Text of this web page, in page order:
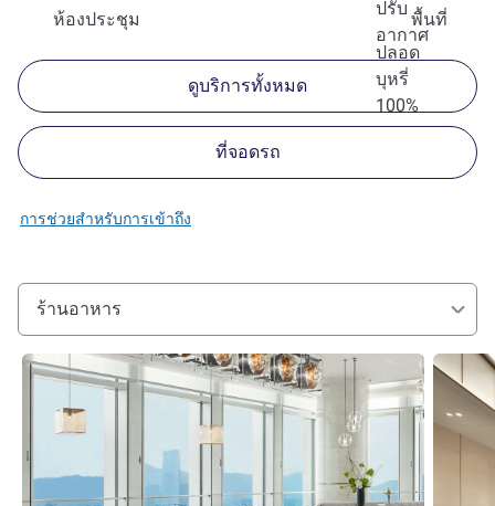
ปรับ
อากาศ
ห้องประชุม
พื้นที่
ปลอด
บุหรี่
100%
ดูบริการทั้งหมด
ที่จอดรถ
การช่วยสำหรับการเข้าถึง
ร้านอาหาร
ดูรายละเอียด ดูรายละ